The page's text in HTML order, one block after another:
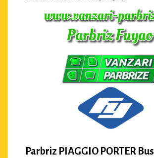
Parbriz PIAGGIO PORTER Bus